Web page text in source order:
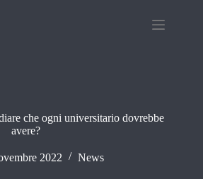
che ogni universitario dovrebbe
avere?
2022 News